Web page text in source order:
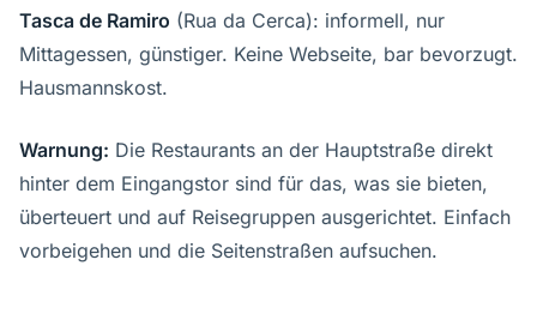
Tasca de Ramiro (Rua da Cerca): informell, nur
Mittagessen, günstiger. Keine Webseite, bar bevorzugt.
Hausmannskost.
Warnung: Die Restaurants an der Hauptstraße direkt
hinter dem Eingangstor sind für das, was sie bieten,
überteuert und auf Reisegruppen ausgerichtet. Einfach
vorbeigehen und die Seitenstraßen aufsuchen.